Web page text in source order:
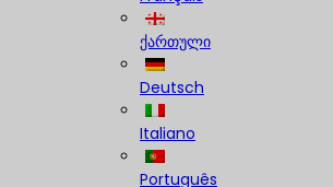
ქართული
Deutsch
Italiano
Português